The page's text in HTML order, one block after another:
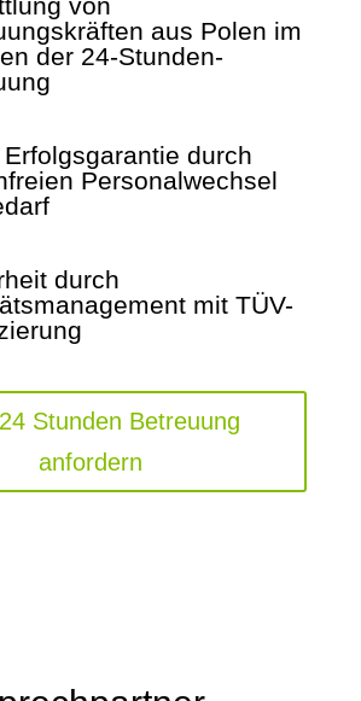
aus Polen im
der 24-Stunden-
durch
Personalwechsel
durch
mit TÜV-
Stunden Betreuung
anfordern